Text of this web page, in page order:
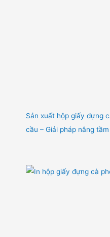
Sản xuất hộp giấy đựng
cầu – Giải pháp nâng